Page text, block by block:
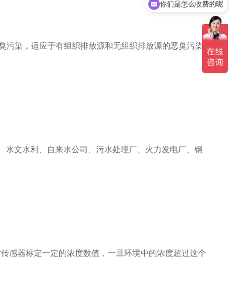
染，适应于有组织排放源和无组织排放源的恶臭污染
文水利、自来水公司、污水处理厂、火力发电厂、钢
感器标定一定的浓度数值，一旦环境中的浓度超过这个
你们是怎么收费的呢